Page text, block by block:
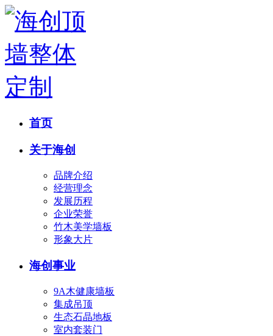
首页
关于海创
品牌介绍
经营理念
发展历程
企业荣誉
竹木美学墙板
形象大片
海创事业
9A木健康墙板
集成吊顶
生态石晶地板
室内套装门